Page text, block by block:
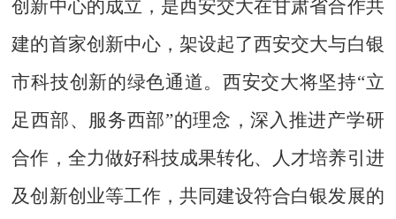
创新中心的成立，是西安交大在甘肃省合作共
建的首家创新中心，架设起了西安交大与白银
市科技创新的绿色通道。西安交大将坚持“立
足西部、服务西部”的理念，深入推进产学研
合作，全力做好科技成果转化、人才培养引进
及创新创业等工作，共同建设符合白银发展的